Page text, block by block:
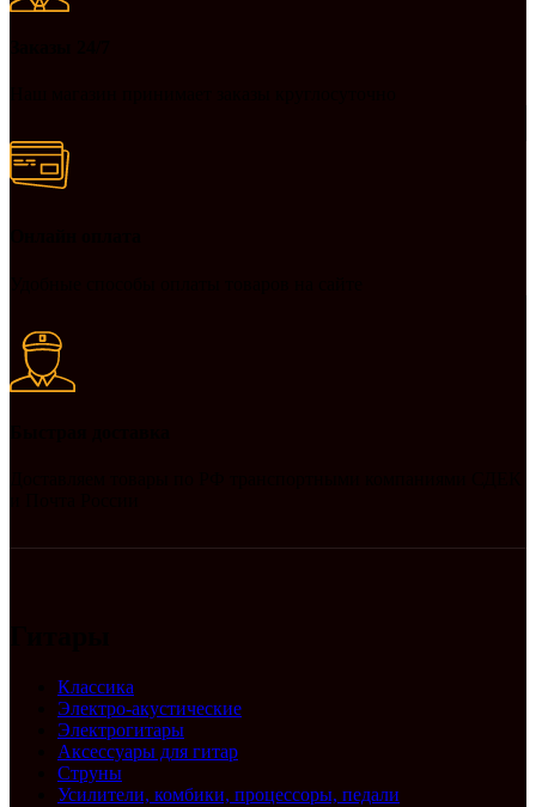
Классика
Электро-акустические
Электрогитары
Аксессуары для гитар
Струны
Усилители, комбики, процессоры, педали